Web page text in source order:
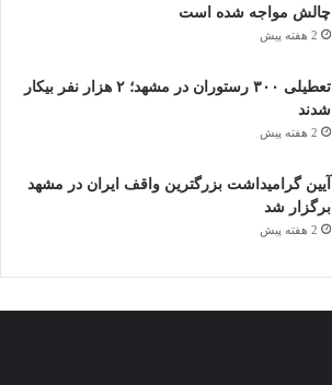
چالش مواجه شده است
2 هفته پیش
تعطیلی ۳۰۰ رستوران در مشهد؛ ۲ هزار نفر بیکار
شدند
2 هفته پیش
آیین گرامیداشت بزرگترین واقف ایران در مشهد
برگزار شد
2 هفته پیش